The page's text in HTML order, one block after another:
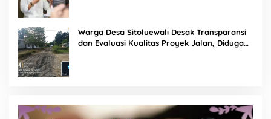
Warga Desa Sitoluewali Desak Transparansi
dan Evaluasi Kualitas Proyek Jalan, Diduga